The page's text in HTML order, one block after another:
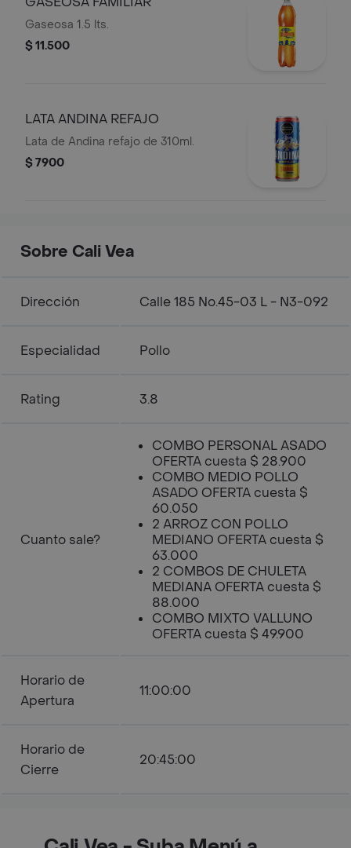
Gaseosa 1.5 lts.
$ 11.500
LATA ANDINA REFAJO
Lata de Andina refajo de 310ml.
$ 7900
Sobre Cali Vea
Dirección Calle 185 No.45-03 L - N3-092
Especialidad Pollo
Rating 3.8
Cuanto sale?
COMBO PERSONAL ASADO
OFERTA cuesta $ 28.900
COMBO MEDIO POLLO
ASADO OFERTA cuesta $
60.050
2 ARROZ CON POLLO
MEDIANO OFERTA cuesta $
63.000
2 COMBOS DE CHULETA
MEDIANA OFERTA cuesta $
88.000
COMBO MIXTO VALLUNO
OFERTA cuesta $ 49.900
Horario de
Apertura
11:00:00
Horario de
Cierre
20:45:00